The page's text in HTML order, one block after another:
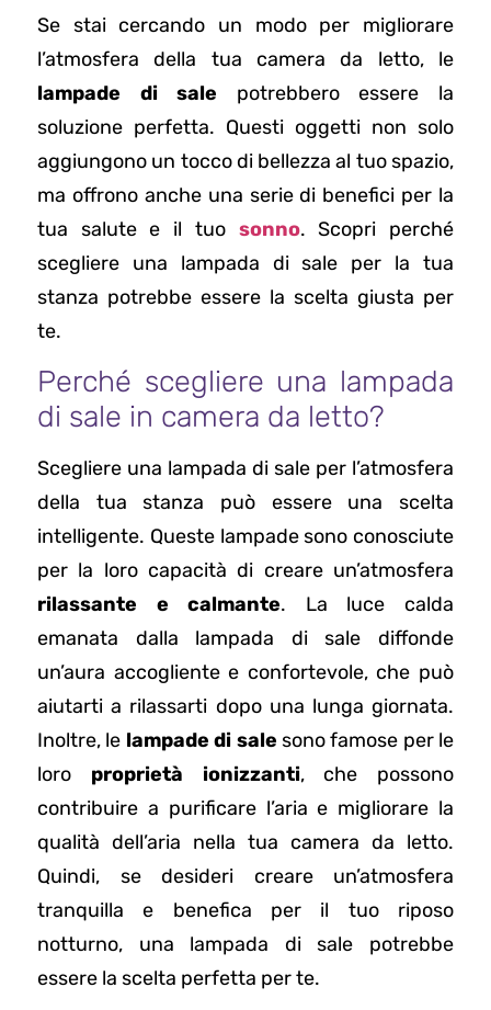
Se stai cercando un modo per migliorare
l’atmosfera della tua camera da letto, le
lampade di sale potrebbero essere la
soluzione perfetta. Questi oggetti non solo
aggiungono un tocco di bellezza al tuo spazio,
ma offrono anche una serie di benefici per la
tua salute e il tuo sonno. Scopri perché
scegliere una lampada di sale per la tua
stanza potrebbe essere la scelta giusta per
te.
Perché scegliere una lampada
di sale in camera da letto?
Scegliere una lampada di sale per l’atmosfera
della tua stanza può essere una scelta
intelligente. Queste lampade sono conosciute
per la loro capacità di creare un’atmosfera
rilassante e calmante. La luce calda
emanata dalla lampada di sale diffonde
un’aura accogliente e confortevole, che può
aiutarti a rilassarti dopo una lunga giornata.
Inoltre, le lampade di sale sono famose per le
loro proprietà ionizzanti, che possono
contribuire a purificare l’aria e migliorare la
qualità dell’aria nella tua camera da letto.
Quindi, se desideri creare un’atmosfera
tranquilla e benefica per il tuo riposo
notturno, una lampada di sale potrebbe
essere la scelta perfetta per te.